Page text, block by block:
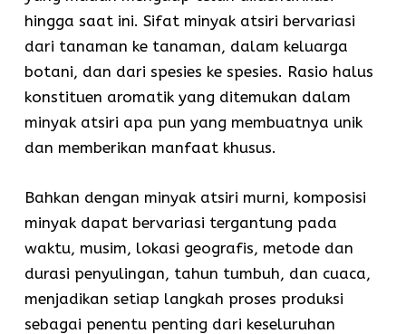
hingga saat ini. Sifat minyak atsiri bervariasi
dari tanaman ke tanaman, dalam keluarga
botani, dan dari spesies ke spesies. Rasio halus
konstituen aromatik yang ditemukan dalam
minyak atsiri apa pun yang membuatnya unik
dan memberikan manfaat khusus.
Bahkan dengan minyak atsiri murni, komposisi
minyak dapat bervariasi tergantung pada
waktu, musim, lokasi geografis, metode dan
durasi penyulingan, tahun tumbuh, dan cuaca,
menjadikan setiap langkah proses produksi
sebagai penentu penting dari keseluruhan